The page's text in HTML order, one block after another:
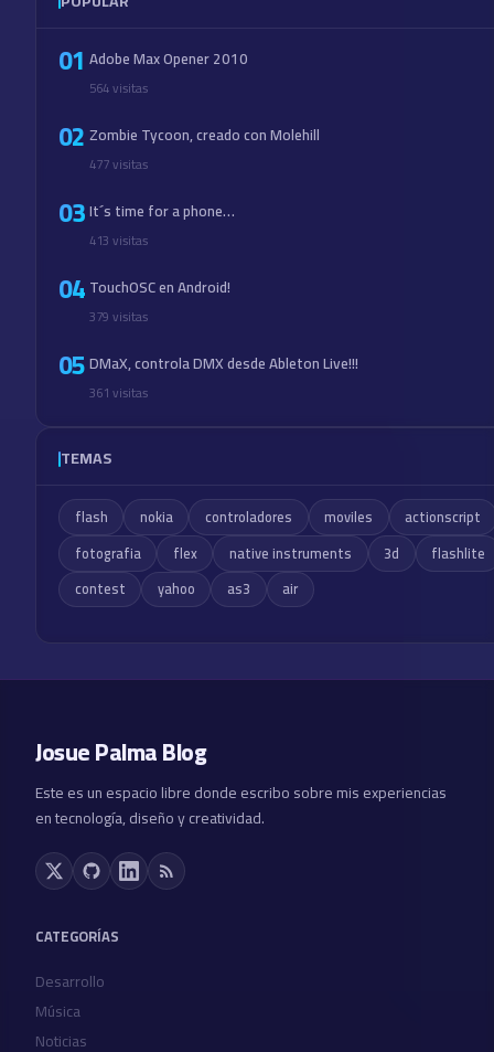
01 Adobe Max Opener 2010
564 visitas
02Zombie Tycoon, creado con Molehill
477 visitas
03It´s time for a phone…
413 visitas
04TouchOSC en Android!
379 visitas
05DMaX, controla DMX desde Ableton Live!!!
361 visitas
TEMAS
flash nokia controladores moviles
actionscript
fotografia
flex native instruments 3d
flashlite
contest
yahoo as3 air
Josue Palma Blog
Este es un espacio libre donde escribo sobre mis experiencias
en tecnología, diseño y creatividad.
CATEGORÍAS
Desarrollo
Música
Noticias